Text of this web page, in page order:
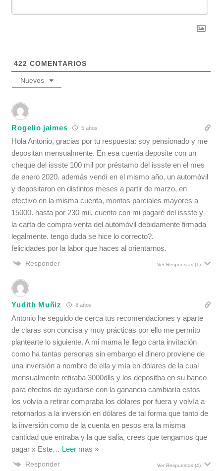
422 COMENTARIOS
Nuevos
Rogelio jaimes 5 años
Hola Antonio, gracias por tu respuesta: soy pensionado y me
depositan mensualmente. En esa cuenta deposite con un
cheque del issste 100 mil por préstamo del issste en el mes
de enero 2020. además vendí en el mismo año, un automóvil
y depositaron en distintos meses a partir de marzo, en
efectivo en la misma cuenta, montos parciales mayores a
15000. hasta por 230 mil. cuento con mi pagaré del issste y
la carta de compra venta del automóvil debidamente firmada
legalmente. tengo duda se hice lo correcto?.
felicidades por la labor que haces al orientarnos.
Responder Ver Respuestas(1)
Yudith Muñiz 8 años
Antonio he seguido de cerca tus recomendaciones y aparte
de claras son concisa y muy prácticas por ello me permito
plantearte lo siguiente. A mi mama le llego carta invitación
como ha tantas personas sin embargo el dinero proviene de
una inversión a nombre de ella y mía en dólares de la cual
mensualmente retiraba 3000dlls y los depositba en su banco
para efectos de ayudarse con la ganancia cambiaría estos
los volvía a retirar compraba los dólares por fuera y volvía a
retornarlos a la inversión en dólares de tal forma que tanto de
la inversión como de la cuenta en pesos era la misma
cantidad que entraba y la que salia, crees que tengamos que
pagar x Este… Leer mas »
Responder Ver Respuestas(4)